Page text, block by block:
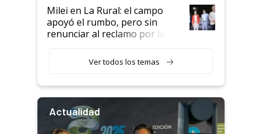
Milei en La Rural: el campo
apoyó el rumbo, pero sin
renunciar al reclamo por las
Ver todos los temas
Actualidad